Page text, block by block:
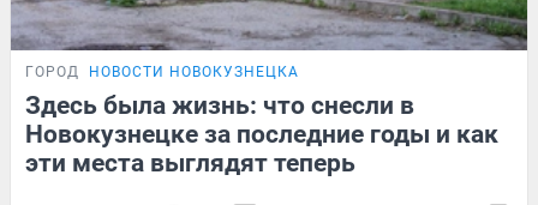
ГОРОД НОВОСТИ НОВОКУЗНЕЦКА
Здесь была жизнь: что снесли в
Новокузнецке за последние годы и как
эти места выглядят теперь